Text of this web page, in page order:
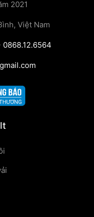
2021
Việt Nam
0868.12.6564